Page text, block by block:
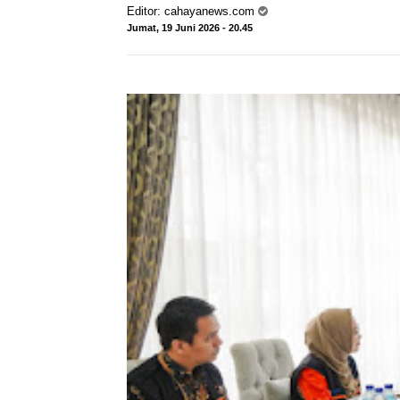
Editor: cahayanews.com
Jumat, 19 Juni 2026 - 20.45